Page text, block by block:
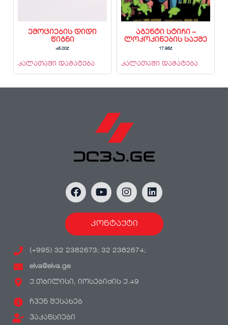
ემოციების დიდი
წიგნი
45.00₾
კალათაში დამატება
აგენტი სტიჩი –
ლოკოკინების საქმე
17.95₾
კალათაში დამატება
კონტაქტი
(+995) 32 2382673; 32 2382674;
elva@elva.ge
ქ.თბილისი, იოსებიძის ქ.49
ჩვენ შესახებ
ვაკანსიები